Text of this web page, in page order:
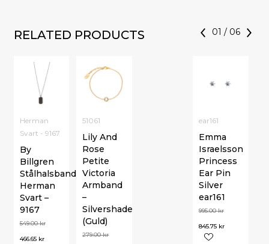
RELATED PRODUCTS 01 / 06
Herman
Svart - 9167
By
Billgren
Stålhalsband
Herman
Svart –
9167
549.00kr
466.65 kr
ear161
Emma
Israelsson
Princess
Ear Pin
Silver
ear161
995.00kr
845.75 kr
51061
Lily And
Rose
Petite
Victoria
Armband
–
Silvershade
(Guld)
279.00kr